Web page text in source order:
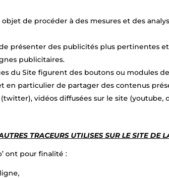
de procéder à des mesures et des
présenter des publicités plus pertinentes
publicitaires.
du Site figurent des boutons ou modules
en particulier de partager des contenus
vidéos diffusées sur le site (youtube,
TRACEURS UTILISES SUR LE SITE DE
ont pour finalité :